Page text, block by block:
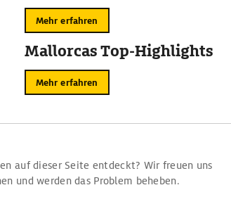
Mehr erfahren
Mallorcas Top-Highlights
Mehr erfahren
auf dieser Seite entdeckt? Wir freuen uns
und werden das Problem beheben.